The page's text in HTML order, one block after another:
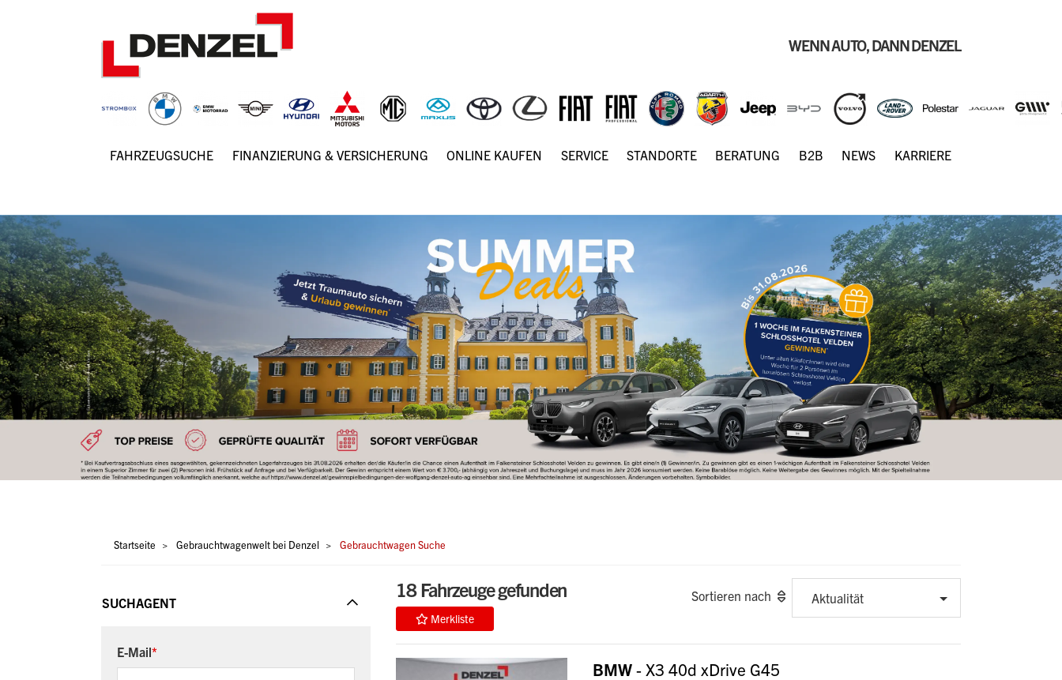
WENN AUTO, DANN DENZEL
Hauptnavigation
FAHRZEUGSUCHE FINANZIERUNG & VERSICHERUNG ONLINE KAUFEN SERVICE STANDORTE BERATUNG B2B NEWS KARRIERE
Pfadnavigation
Startseite Gebrauchtwagenwelt bei Denzel Gebrauchtwagen Suche
SUCHAGENT
E-Mail
18Fahrzeuge gefunden
Merkliste
Sortieren nach Aktualität
BMW- X3 40d xDrive G45